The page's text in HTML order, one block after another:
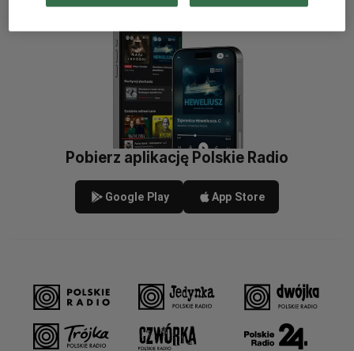
Pobierz aplikację Polskie Radio
Google Play App Store